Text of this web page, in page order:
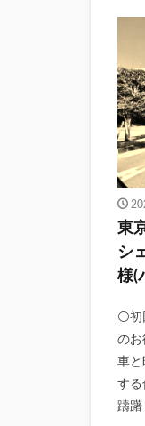
東
シ
様(
⚪️
のお
車と
する
躊躇